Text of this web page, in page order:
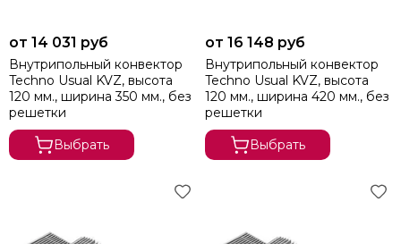
от 14 031 руб
Внутрипольный конвектор
Techno Usual KVZ, высота
120 мм., ширина 350 мм., без
решетки
Выбрать
от 16 148 руб
Внутрипольный конвектор
Techno Usual KVZ, высота
120 мм., ширина 420 мм., без
решетки
Выбрать